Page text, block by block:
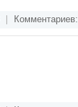
Комментариев: